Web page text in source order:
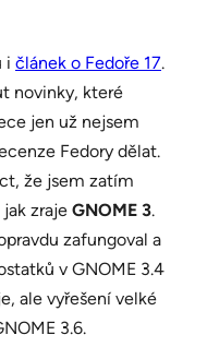
i článek o Fedoře 17.
novinky, které
jen už nejsem
Fedory dělat.
že jsem zatím
zraje GNOME 3.
zafungoval a
v GNOME 3.4
ale vyřešení velké
3.6.